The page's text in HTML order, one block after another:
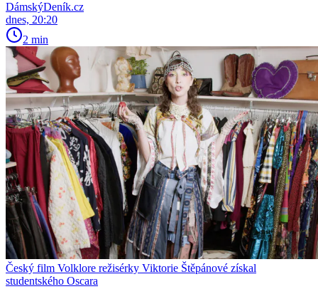
DámskýDeník.cz
dnes, 20:20
2 min
Český film Volklore režisérky Viktorie Štěpánové získal
studentského Oscara